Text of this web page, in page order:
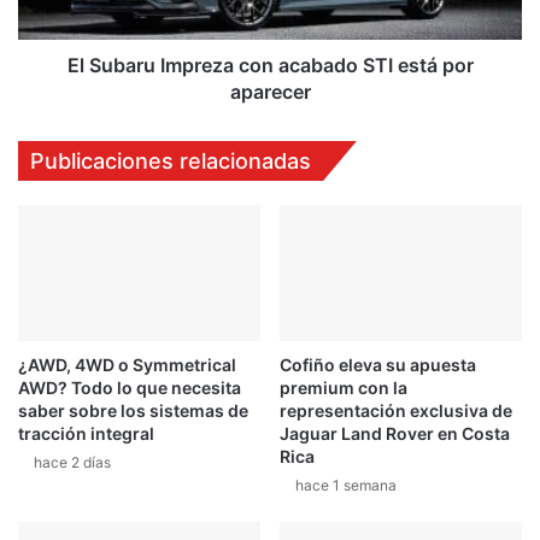
por
aparecer
El Subaru Impreza con acabado STI está por
aparecer
Publicaciones relacionadas
¿AWD, 4WD o Symmetrical
AWD? Todo lo que necesita
saber sobre los sistemas de
tracción integral
hace 2 días
Cofiño eleva su apuesta
premium con la
representación exclusiva de
Jaguar Land Rover en Costa
Rica
hace 1 semana